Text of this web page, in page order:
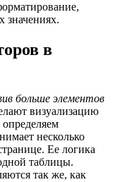
значениях.
в
больше элементов
визуализацию
несколько
Ее логика
таблицы.
так же, как